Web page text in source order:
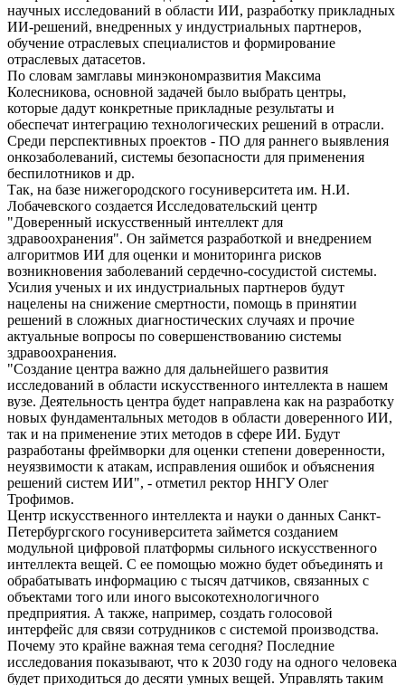
научных исследований в области ИИ, разработку прикладных
ИИ-решений, внедренных у индустриальных партнеров,
обучение отраслевых специалистов и формирование
отраслевых датасетов.
По словам замглавы минэкономразвития Максима
Колесникова, основной задачей было выбрать центры,
которые дадут конкретные прикладные результаты и
обеспечат интеграцию технологических решений в отрасли.
Среди перспективных проектов - ПО для раннего выявления
онкозаболеваний, системы безопасности для применения
беспилотников и др.
Так, на базе нижегородского госуниверситета им. Н.И.
Лобачевского создается Исследовательский центр
"Доверенный искусственный интеллект для
здравоохранения". Он займется разработкой и внедрением
алгоритмов ИИ для оценки и мониторинга рисков
возникновения заболеваний сердечно-сосудистой системы.
Усилия ученых и их индустриальных партнеров будут
нацелены на снижение смертности, помощь в принятии
решений в сложных диагностических случаях и прочие
актуальные вопросы по совершенствованию системы
здравоохранения.
"Создание центра важно для дальнейшего развития
исследований в области искусственного интеллекта в нашем
вузе. Деятельность центра будет направлена как на разработку
новых фундаментальных методов в области доверенного ИИ,
так и на применение этих методов в сфере ИИ. Будут
разработаны фреймворки для оценки степени доверенности,
неуязвимости к атакам, исправления ошибок и объяснения
решений систем ИИ", - отметил ректор ННГУ Олег
Трофимов.
Центр искусственного интеллекта и науки о данных Санкт-
Петербургского госуниверситета займется созданием
модульной цифровой платформы сильного искусственного
интеллекта вещей. С ее помощью можно будет объединять и
обрабатывать информацию с тысяч датчиков, связанных с
объектами того или иного высокотехнологичного
предприятия. А также, например, создать голосовой
интерфейс для связи сотрудников с системой производства.
Почему это крайне важная тема сегодня? Последние
исследования показывают, что к 2030 году на одного человека
будет приходиться до десяти умных вещей. Управлять таким